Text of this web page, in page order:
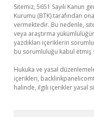
Sitemiz, 5651 Sayılı Kanun
Kurumu (BTK) tarafından
vermektedir. Bu nedenle,
veya araştırma
yazdıkları içeriklerin
bu sorumluluğu kabul etmiş
Hukuka ve yasal
içerikleri,
halinde, ilgili içerikler yasal